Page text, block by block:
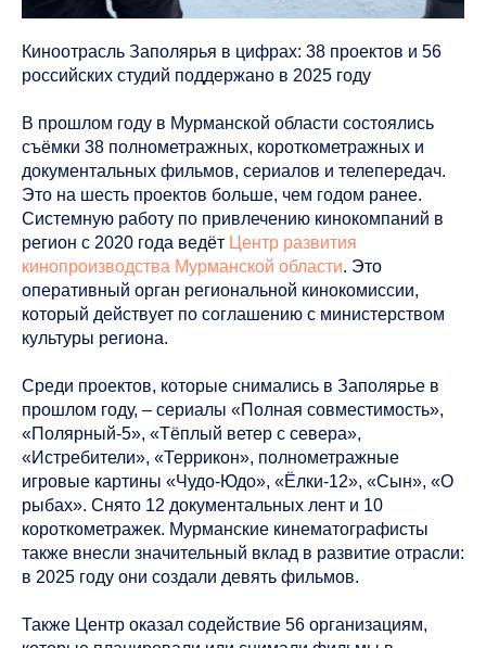
Киноотрасль Заполярья в цифрах: 38 проектов и 56
российских студий поддержано в 2025 году
В прошлом году в Мурманской области состоялись
съёмки 38 полнометражных, короткометражных и
документальных фильмов, сериалов и телепередач.
Это на шесть проектов больше, чем годом ранее.
Системную работу по привлечению кинокомпаний в
регион с 2020 года ведёт Центр развития
кинопроизводства Мурманской области. Это
оперативный орган региональной кинокомиссии,
который действует по соглашению с министерством
культуры региона.
Среди проектов, которые снимались в Заполярье в
прошлом году, – сериалы «Полная совместимость»,
«Полярный-5», «Тёплый ветер с севера»,
«Истребители», «Террикон», полнометражные
игровые картины «Чудо-Юдо», «Ёлки-12», «Сын», «О
рыбах». Снято 12 документальных лент и 10
короткометражек. Мурманские кинематографисты
также внесли значительный вклад в развитие отрасли:
в 2025 году они создали девять фильмов.
Также Центр оказал содействие 56 организациям,